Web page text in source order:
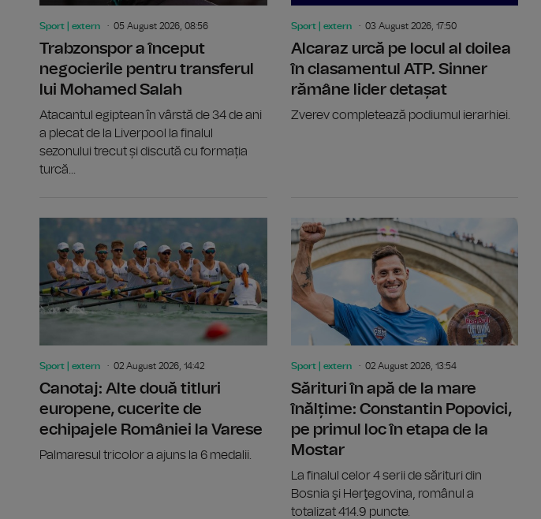
Sport | extern 05 August 2026, 08:56
Trabzonspor a început
negocierile pentru transferul
lui Mohamed Salah
Atacantul egiptean în vârstă de 34 de ani
a plecat de la Liverpool la finalul
sezonului trecut și discută cu formația
turcă...
Sport | extern 03 August 2026, 17:50
Alcaraz urcă pe locul al doilea
în clasamentul ATP. Sinner
rămâne lider detașat
Zverev completează podiumul ierarhiei.
Sport | extern 02 August 2026, 14:42
Canotaj: Alte două titluri
europene, cucerite de
echipajele României la Varese
Palmaresul tricolor a ajuns la 6 medalii.
Sport | extern 02 August 2026, 13:54
Sărituri în apă de la mare
înălțime: Constantin Popovici,
pe primul loc în etapa de la
Mostar
La finalul celor 4 serii de sărituri din
Bosnia şi Herţegovina, românul a
totalizat 414.9 puncte.